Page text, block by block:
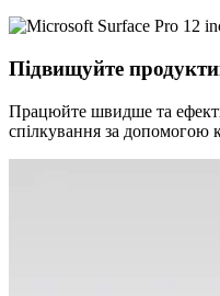
Підвищуйте
Працюйте швидше та
спілкування за допомогою